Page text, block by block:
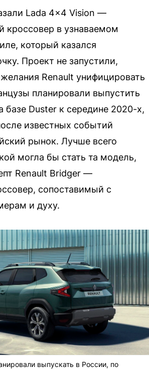
Lada 4x4 Vision —
кроссовер в узнаваемом
который казался
Проект не запустили,
Renault унифицировать
планировали выпустить
базе Duster к середине 2020-х,
известных событий
рынок. Лучше всего
могла бы стать та модель,
Renault Bridger —
сопоставимый с
и духу.
выпускать в России, по